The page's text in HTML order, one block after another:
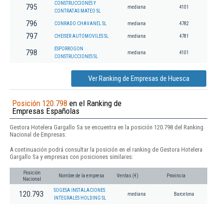
795
CONSTRUCCIONES Y
CONTRATAS MATEO SL
mediana 4101
796 CONRADO CHAVANEL SL mediana 4782
797 CHEISER AUTOMOVILES SL mediana 4781
798
ESPORROGON
CONSTRUCCIONES SL
mediana 4101
Ver Ranking de Empresas de Huesca
Posición 120.798 en el Ranking de
Empresas Españolas
Gestora Hotelera Gargallo Sa se encuentra en la posición 120.798 del Ranking
Nacional de Empresas.
A continuación podrá consultar la posición en el ranking de Gestora Hotelera
Gargallo Sa y empresas con posiciones similares:
Posición
Nacional
Nombre de la empresa Ventas (€) Provincia
120.793
SOGESA INSTALACIONES
INTEGRALES HOLDING SL
mediana Barcelona